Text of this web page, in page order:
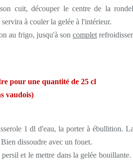
cuit, découper le centre de la
à couler la gelée à l'intérieur.
au frigo, jusqu'à son complet
pour une quantité de 25 cl
vaudois)
1 dl d'eau, la porter à ébullition.
dissoudre avec un fouet.
et le mettre dans la gelée